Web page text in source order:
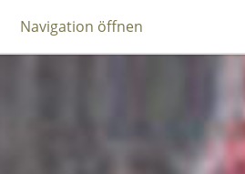
Navigation öffnen